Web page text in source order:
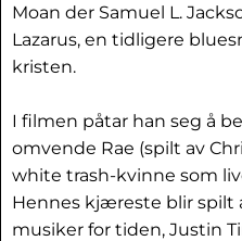
Moan der Samuel L.
Lazarus, en tidligere
kristen.
I filmen påtar han seg å
omvende Rae (spilt av
white trash-kvinne som
Hennes kjæreste blir spilt
musiker for tiden, Justin